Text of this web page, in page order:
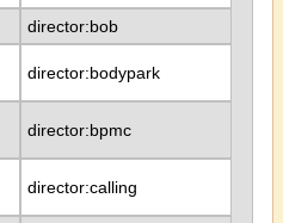
director:bob
director:bodypark
director:bpmc
director:calling